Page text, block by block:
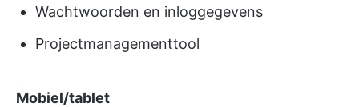
Wachtwoorden en inloggegevens
Projectmanagementtool
Mobiel/tablet